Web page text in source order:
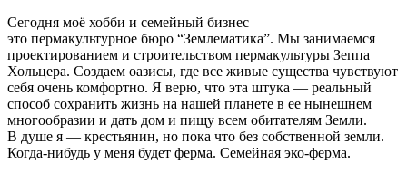
Сегодня моё хобби и семейный бизнес —
это пермакультурное бюро “Землематика”. Мы занимаемся
проектированием и строительством пермакультуры Зеппа
Хольцера. Создаем оазисы, где все живые существа чувствуют
себя очень комфортно. Я верю, что эта штука — реальный
способ сохранить жизнь на нашей планете в ее нынешнем
многообразии и дать дом и пищу всем обитателям Земли.
В душе я — крестьянин, но пока что без собственной земли.
Когда‑нибудь у меня будет ферма. Семейная эко‑ферма.